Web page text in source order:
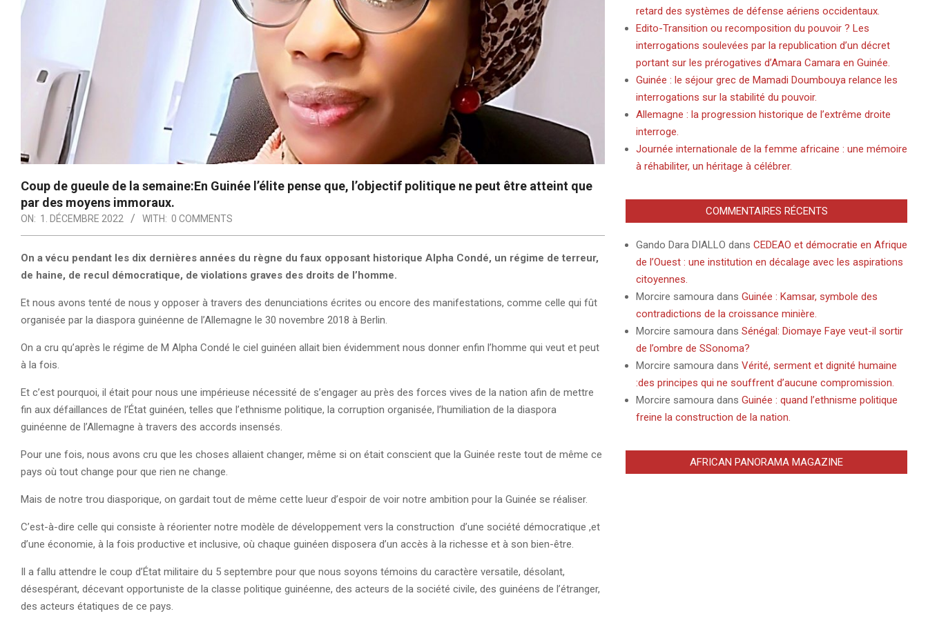
Coup de gueule de la semaine:En Guinée l’élite pense que, l’objectif politique ne peut être atteint que
par des moyens immoraux.
ON: 1. DÉCEMBRE 2022 WITH: 0 COMMENTS
On a vécu pendant les dix dernières années du règne du faux opposant historique Alpha Condé, un régime de terreur,
de haine, de recul démocratique, de violations graves des droits de l’homme.
Et nous avons tenté de nous y opposer à travers des denunciations écrites ou encore des manifestations, comme celle qui fût
organisée par la diaspora guinéenne de l’Allemagne le 30 novembre 2018 à Berlin.
On a cru qu’après le régime de M Alpha Condé le ciel guinéen allait bien évidemment nous donner enfin l’homme qui veut et peut
à la fois.
Et c’est pourquoi, il était pour nous une impérieuse nécessité de s’engager au près des forces vives de la nation afin de mettre
fin aux défaillances de l’État guinéen, telles que l’ethnisme politique, la corruption organisée, l’humiliation de la diaspora
guinéenne de l’Allemagne à travers des accords insensés.
Pour une fois, nous avons cru que les choses allaient changer, même si on était conscient que la Guinée reste tout de même ce
pays où tout change pour que rien ne change.
Mais de notre trou diasporique, on gardait tout de même cette lueur d’espoir de voir notre ambition pour la Guinée se réaliser.
C’est-à-dire celle qui consiste à réorienter notre modèle de développement vers la construction d’une société démocratique ,et
d’une économie, à la fois productive et inclusive, où chaque guinéen disposera d’un accès à la richesse et à son bien-être.
Il a fallu attendre le coup d’État militaire du 5 septembre pour que nous soyons témoins du caractère versatile, désolant,
désespérant, décevant opportuniste de la classe politique guinéenne, des acteurs de la société civile, des guinéens de l’étranger,
des acteurs étatiques de ce pays.
retard des systèmes de défense aériens occidentaux.
Edito-Transition ou recomposition du pouvoir ? Les
interrogations soulevées par la republication d’un décret
portant sur les prérogatives d’Amara Camara en Guinée.
Guinée : le séjour grec de Mamadi Doumbouya relance les
interrogations sur la stabilité du pouvoir.
Allemagne : la progression historique de l’extrême droite
interroge.
Journée internationale de la femme africaine : une mémoire
à réhabiliter, un héritage à célébrer.
COMMENTAIRES RÉCENTS
Gando Dara DIALLO dans CEDEAO et démocratie en Afrique
de l’Ouest : une institution en décalage avec les aspirations
citoyennes.
Morcire samoura dans Guinée : Kamsar, symbole des
contradictions de la croissance minière.
Morcire samoura dans Sénégal: Diomaye Faye veut-il sortir
de l’ombre de SSonoma?
Morcire samoura dans Vérité, serment et dignité humaine
:des principes qui ne souffrent d’aucune compromission.
Morcire samoura dans Guinée : quand l’ethnisme politique
freine la construction de la nation.
AFRICAN PANORAMA MAGAZINE